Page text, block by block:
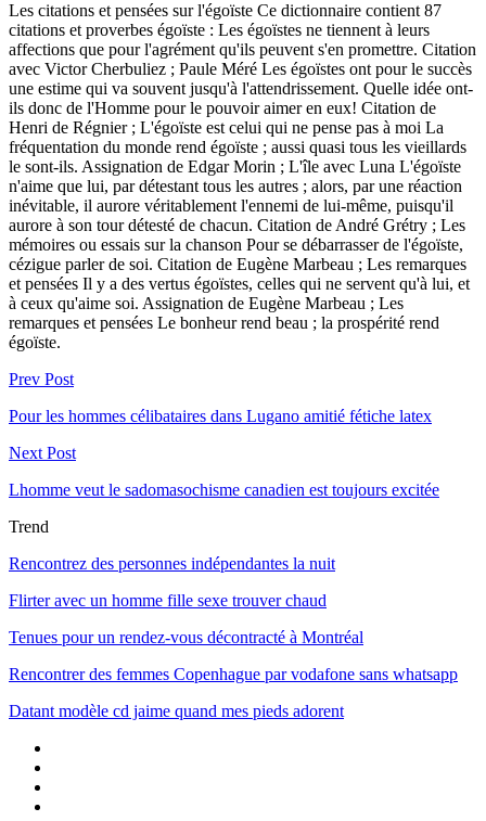
Les citations et pensées sur l'égoïste Ce dictionnaire contient 87
citations et proverbes égoïste : Les égoïstes ne tiennent à leurs
affections que pour l'agrément qu'ils peuvent s'en promettre. Citation
avec Victor Cherbuliez ; Paule Méré Les égoïstes ont pour le succès
une estime qui va souvent jusqu'à l'attendrissement. Quelle idée ont-
ils donc de l'Homme pour le pouvoir aimer en eux! Citation de
Henri de Régnier ; L'égoïste est celui qui ne pense pas à moi La
fréquentation du monde rend égoïste ; aussi quasi tous les vieillards
le sont-ils. Assignation de Edgar Morin ; L'île avec Luna L'égoïste
n'aime que lui, par détestant tous les autres ; alors, par une réaction
inévitable, il aurore véritablement l'ennemi de lui-même, puisqu'il
aurore à son tour détesté de chacun. Citation de André Grétry ; Les
mémoires ou essais sur la chanson Pour se débarrasser de l'égoïste,
cézigue parler de soi. Citation de Eugène Marbeau ; Les remarques
et pensées Il y a des vertus égoïstes, celles qui ne servent qu'à lui, et
à ceux qu'aime soi. Assignation de Eugène Marbeau ; Les
remarques et pensées Le bonheur rend beau ; la prospérité rend
égoïste.
Prev Post
Pour les hommes célibataires dans Lugano amitié fétiche latex
Next Post
Lhomme veut le sadomasochisme canadien est toujours excitée
Trend
Rencontrez des personnes indépendantes la nuit
Flirter avec un homme fille sexe trouver chaud
Tenues pour un rendez-vous décontracté à Montréal
Rencontrer des femmes Copenhague par vodafone sans whatsapp
Datant modèle cd jaime quand mes pieds adorent